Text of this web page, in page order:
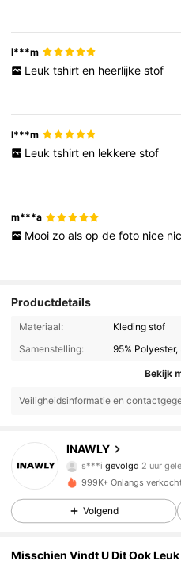
l***m
Leuk tshirt en heerlijke stof
l***m
Leuk tshirt en lekkere stof
m***a
Mooi zo als op de foto nice
Productdetails
Materiaal:
Kleding stof
Samenstelling:
95% Polyester,
Bekijk
Veiligheidsinformatie en
INAWLY
s***igevolgd
w***dis aan het
4.82
1.1M Volgers
999K+ Onlangs
Volgend
Misschien Vindt U Dit Ook Leuk